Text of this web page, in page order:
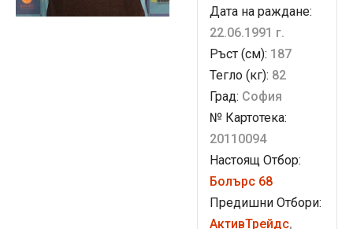
Дата на раждане:
22.06.1991 г.
Ръст (см): 187
Тегло (кг): 82
Град: София
№ Картотека:
20110094
Настоящ Отбор:
Болърс 68
Предишни Отбори:
АктивТрейдс,